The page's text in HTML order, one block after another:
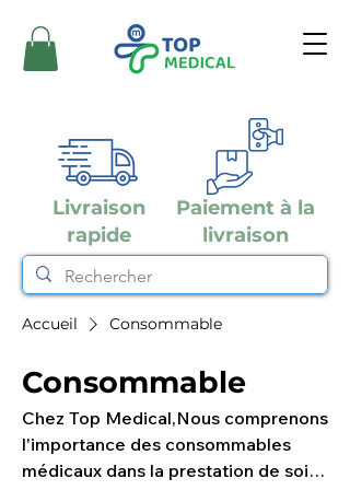
Livraison
rapide
Paiement à la
livraison
Accueil Consommable
Consommable
Chez Top Medical,Nous comprenons
l'importance des consommables
médicaux dans la prestation de soins